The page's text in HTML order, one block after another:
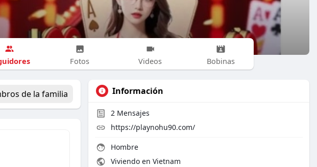
Fotos Videos Bobinas
de la familia Información
2 Mensajes
https://playnohu90.com/
Hombre
Viviendo en Vietnam